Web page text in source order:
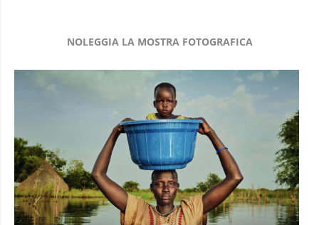
NOLEGGIA LA MOSTRA FOTOGRAFICA